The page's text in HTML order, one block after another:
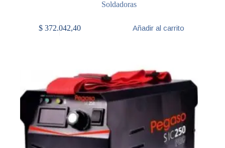
Soldadoras
$372.042,40 Añadir al carrito